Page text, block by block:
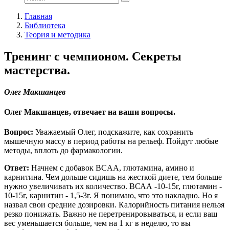
Главная
Библиотека
Теория и методика
Тренинг с чемпионом. Секреты
мастерства.
Олег Макшанцев
Олег Макшанцев, отвечает на ваши вопросы.
Вопрос: Уважаемый Олег, подскажите, как сохранить
мышечную массу в период работы на рельеф. Пойдут любые
методы, вплоть до фармакологии.
Ответ: Начнем с добавок BCAA, глютамина, амино и
карнитина. Чем дольше сидишь на жесткой диете, тем больше
нужно увеличивать их количество. ВСАА -10-15г, глютамин -
10-15г, карнитин - 1,5-3г. Я понимаю, что это накладно. Но я
назвал свои средние дозировки. Калорийность питания нельзя
резко понижать. Важно не перетренировываться, и если ваш
вес уменьшается больше, чем на 1 кг в неделю, то вы